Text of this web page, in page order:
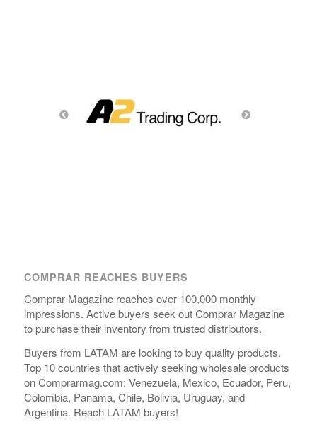
COMPRAR REACHES BUYERS
Comprar Magazine reaches over 100,000 monthly
impressions. Active buyers seek out Comprar Magazine
to purchase their inventory from trusted distributors.
Buyers from LATAM are looking to buy quality products.
Top 10 countries that actively seeking wholesale products
on Comprarmag.com: Venezuela, Mexico, Ecuador, Peru,
Colombia, Panama, Chile, Bolivia, Uruguay, and
Argentina. Reach LATAM buyers!